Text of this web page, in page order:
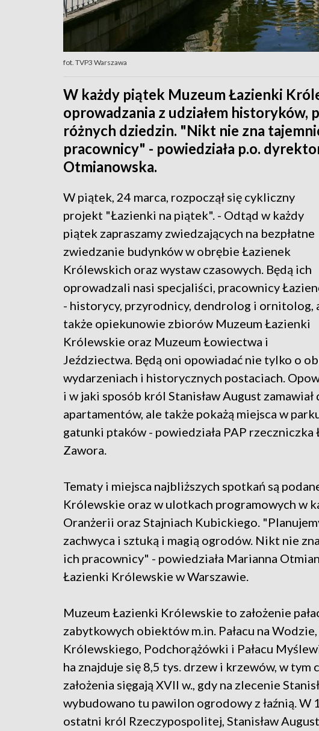
fot. TVP3 Warszawa
W każdy piątek Muzeum Łazienki
oprowadzania z udziałem
różnych dziedzin. "Nikt nie zna
pracownicy" - powiedziała p.o.
Otmianowska.
W piątek, 24 marca, rozpoczął się cykliczny
projekt "Łazienki na piątek". - Odtąd w każdy
piątek zapraszamy zwiedzających na bezpłatne
zwiedzanie budynków w obrębie Łazienek
Królewskich oraz wystaw czasowych. Będą ich
oprowadzali nasi specjaliści, pracownicy
- historycy, przyrodnicy, dendrolog i ornitolog,
także opiekunowie zbiorów Muzeum Łazienki
Królewskie oraz Muzeum Łowiectwa i
Jeździectwa. Będą oni opowiadać nie tylko o
wydarzeniach i historycznych postaciach.
i w jaki sposób król Stanisław August
apartamentów, ale także pokażą miejsca w
gatunki ptaków - powiedziała PAP
Zawora.
Tematy i miejsca najbliższych spotkań są
Królewskie oraz w ulotkach programowych w
Oranżerii oraz Stajniach Kubickiego.
zachwyca i sztuką i magią ogrodów. Nikt nie
ich pracownicy" - powiedziała Marianna
Łazienki Królewskie w Warszawie.
Muzeum Łazienki Królewskie to założenie
zabytkowych obiektów m.in. Pałacu na
Królewskiego, Podchorążówki i Pałacu
ha znajduje się 8,5 tys. drzew i krzewów, w
założenia sięgają XVII w., gdy na zlecenie
wybudowano tu pawilon ogrodowy z łaźnią. W
ostatni król Rzeczypospolitej, Stanisław